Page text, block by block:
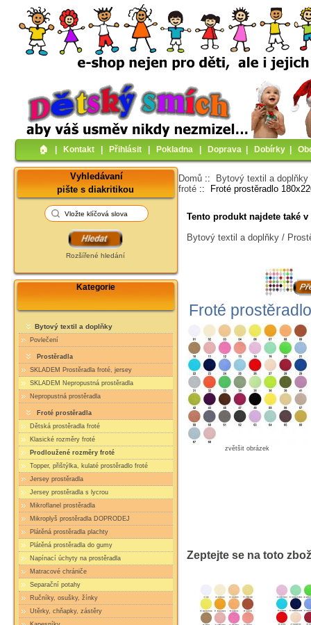
🏠︎ Kontakt Přihlásit Pokladna Doprava Dobírky
Vyhledávaní
pište s diakritikou
Rozšířené hledání
Kategorie
Bytový textil a doplňky
Povlečení
Prostěradla
SKLADEM Prostěradla froté, jersey
SKLADEM Nepropustná prostěradla
Nepropustná prostěradla
Froté prostěradla
Dětská prostěradla froté
Klasické rozměry froté
Prodloužené rozměry froté
Topper, přištýlka, kulaté prostěradlo froté
Jersey prostěradla
Jersey prostěradla s lycrou
Mikroflanel prostěradla
Mikroplyš prostěradla DOPRODEJ
Plátěná prostěradla plachty
Plátěná prostěradla do gumy
Napínací úchyty na prostěradla
Matracové chrániče
Separační potahy
Ručníky, osušky, žínky
Utěrky, chňapky, zástěry
Domů :: Bytový textil a doplňky
froté :: Froté prostěradlo
Tento produkt najdete také
Bytový textil a doplňky /
Froté
zvětšit obrázek
Zeptejte se na toto